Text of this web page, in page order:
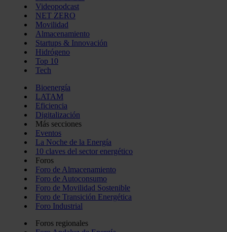
Videopodcast
NET ZERO
Movilidad
Almacenamiento
Startups & Innovación
Hidrógeno
Top 10
Tech
Bioenergía
LATAM
Eficiencia
Digitalización
Más secciones
Eventos
La Noche de la Energía
10 claves del sector energético
Foros
Foro de Almacenamiento
Foro de Autoconsumo
Foro de Movilidad Sostenible
Foro de Transición Energética
Foro Industrial
Foros regionales